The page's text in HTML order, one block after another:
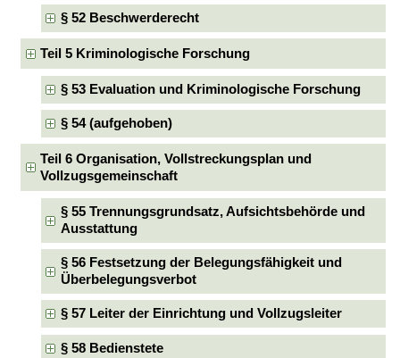
§ 52 Beschwerderecht
Teil 5 Kriminologische Forschung
§ 53 Evaluation und Kriminologische Forschung
§ 54 (aufgehoben)
Teil 6 Organisation, Vollstreckungsplan und
Vollzugsgemeinschaft
§ 55 Trennungsgrundsatz, Aufsichtsbehörde und
Ausstattung
§ 56 Festsetzung der Belegungsfähigkeit und
Überbelegungsverbot
§ 57 Leiter der Einrichtung und Vollzugsleiter
§ 58 Bedienstete